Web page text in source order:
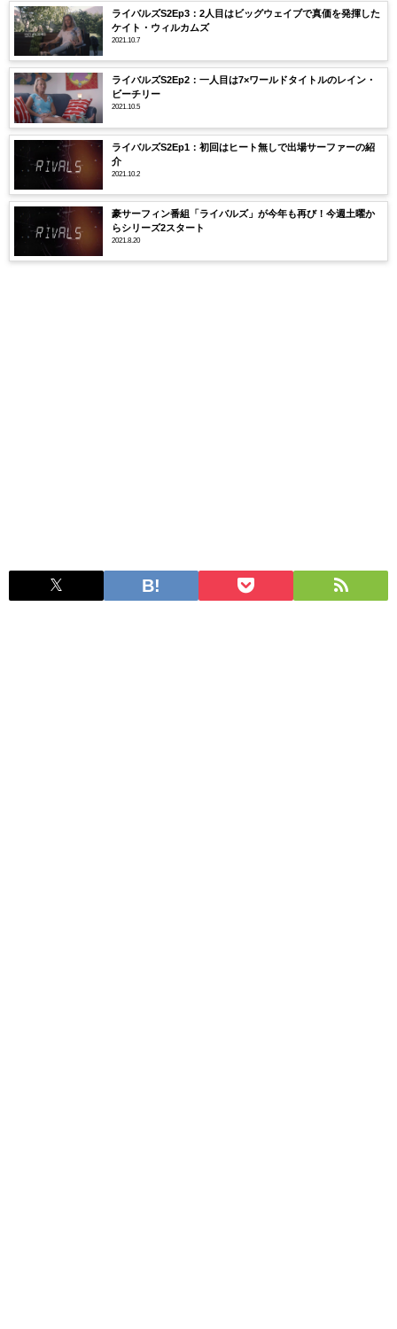
ライバルズS2Ep3：2人目はビッグウェイブで真価を発揮した
ケイト・ウィルカムズ
2021.10.7
ライバルズS2Ep2：一人目は7×ワールドタイトルのレイン・
ビーチリー
2021.10.5
ライバルズS2Ep1：初回はヒート無しで出場サーファーの紹
介
2021.10.2
豪サーフィン番組「ライバルズ」が今年も再び！今週土曜か
らシリーズ2スタート
2021.8.20